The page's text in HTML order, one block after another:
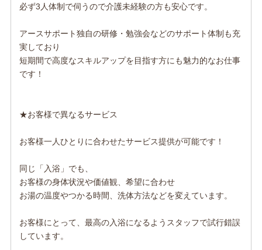
必ず3人体制で伺うので介護未経験の方も安心です。
アースサポート独自の研修・勉強会などのサポート体制も充
実しており
短期間で高度なスキルアップを目指す方にも魅力的なお仕事
です！
★お客様で異なるサービス
お客様一人ひとりに合わせたサービス提供が可能です！
同じ「入浴」でも、
お客様の身体状況や価値観、希望に合わせ
お湯の温度やつかる時間、洗体方法などを変えています。
お客様にとって、最高の入浴になるようスタッフで試行錯誤
しています。